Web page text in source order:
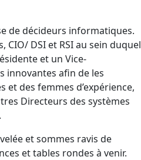
de décideurs informatiques.
DSI et RSI au sein duquel
et un Vice-
innovantes afin de les
et des femmes d’expérience,
Directeurs des systèmes
et sommes ravis de
et tables rondes à venir.